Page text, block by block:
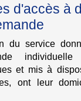
d'accès à
du service
et mis à
ont leur